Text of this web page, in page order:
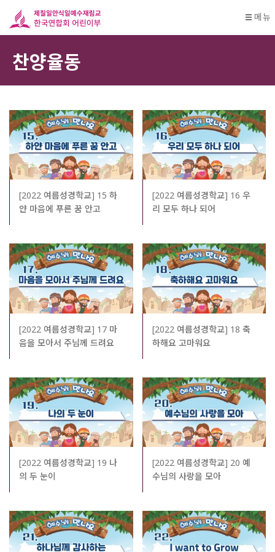
메뉴
찬양율동
[2022 여름성경학교] 15 하
얀 마음에 푸른 꿈 안고
[2022 여름성경학교] 16 우
리 모두 하나 되어
[2022 여름성경학교] 17 마
음을 모아서 주님께 드려요
[2022 여름성경학교] 18 축
하해요 고마워요
[2022 여름성경학교] 19 나
의 두 눈이
[2022 여름성경학교] 20 예
수님의 사랑을 모아